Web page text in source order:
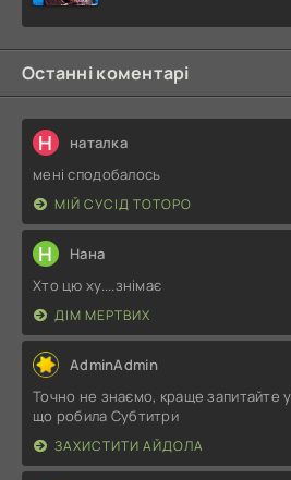
Останні коментарі
Н наталка
мені сподобалось
МІЙ СУСІД ТОТОРО
Н Нана
Хто цю ху....знімає
ДІМ МЕРТВИХ
AdminAdmin
Точно не знаємо, краще запитайте у
що робила Субтитри
ЗАХИСТИТИ АЙДОЛА